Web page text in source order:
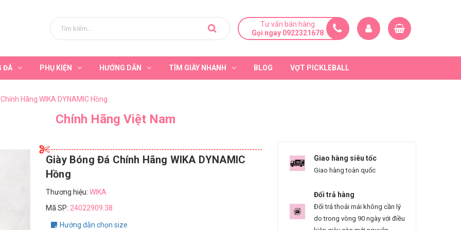
Tư vấn bán hàng
Gọi ngay 0922321678
ĐÁ PHỤ KIỆN HƯỚNG DẪN TÌM GIÀY NHANH BLOG VỢT PICKLEBALL
Hãng WIKA DYNAMIC Hồng
Chính Hãng Việt Nam
Giày Bóng Đá Chính Hãng WIKA DYNAMIC
Hồng
Thương hiệu: WIKA
Mã SP: 24022909.38
Hướng dẫn chọn size
Giao hàng siêu tốc
Giao hàng toàn quốc
Đổi trả hàng
Đổi trả thoải mái không cần lý
do trong vòng 90 ngày với điều